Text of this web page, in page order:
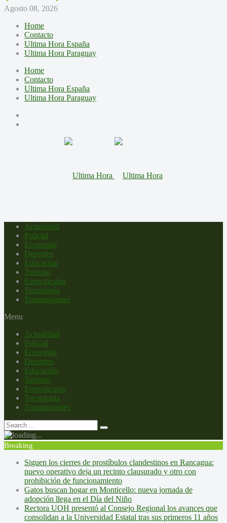
Agosto 08, 2026
Home
Contacto
Ultima Hora España
Ultima Hora Paraguay
Home
Contacto
Ultima Hora España
Ultima Hora Paraguay
Actualidad
Policial
Economía
Deportes
Educación
Turismo
Espectáculos
Tecnología
Transmisiones
Menu
Actualidad
Policial
Economía
Deportes
Educación
Turismo
Espectáculos
Tecnología
Transmisiones
Breaking
Siguen los cierres de prostíbulos clandestinos en Rancagua:
nuevo operativo deja un recinto clausurado y otro con
prohibición de funcionamiento
Gatos buscan hogar en Monticello: nueva jornada de
adopción llega en el Día del Niño
Rectora UOH presentó al Consejo Regional los avances que
consolidan a la Universidad Estatal tras sus primeros 11 años